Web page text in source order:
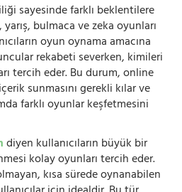
sayesinde farklı beklentilere
bulmaca ve zeka oyunları
oyun oynama amacına
rekabeti severken, kimileri
tercih eder. Bu durum, online
sunmasını gerekli kılar ve
farklı oyunlar keşfetmesini
diyen kullanıcıların büyük bir
kolay oyunları tercih eder.
kısa sürede oynanabilen